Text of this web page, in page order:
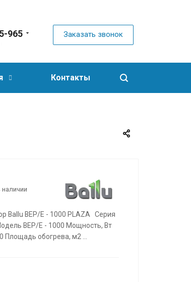
965 Заказать звонок
Контакты
Ballu BEP/E - 1000 PLAZA Серия
BEP/E - 1000 Мощность, Вт
Площадь обогрева, м2 ...